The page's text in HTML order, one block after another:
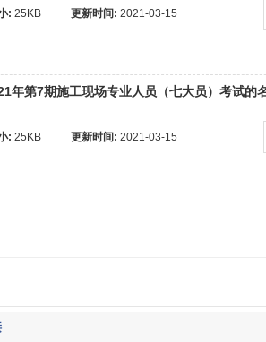
: 25KB 更新时间: 2021-03-15
年第7期施工现场专业人员（七大员）考试的
: 25KB 更新时间: 2021-03-15